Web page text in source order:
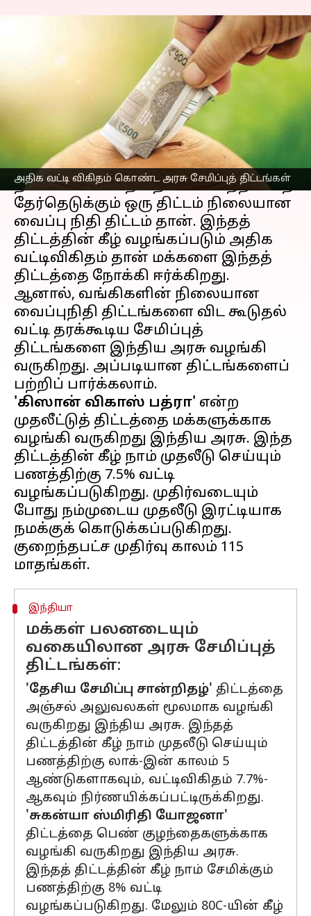
அதிக வட்டி விகிதம் கொண்ட அரசு சேமிப்புத் திட்டங்கள்
அதிக வட்டி விகிதத்தைக்
கொண்ட அரசின்
சேமிப்புத் திட்டங்கள்!
Prasanna Venkatesh Jun 03, 2023
செய்தி முன்னோட்டம்
இந்தியாவில் பெரும்பாலான மக்கள்
தங்களின் பணத்தைசேமிப்பதற்காகத்
தேர்தெடுக்கும் ஒரு திட்டம் நிலையான
வைப்பு நிதி திட்டம் தான். இந்தத்
திட்டத்தின் கீழ் வழங்கப்படும் அதிக
வட்டிவிகிதம் தான் மக்களை இந்தத்
திட்டத்தை நோக்கி ஈர்க்கிறது.
ஆனால், வங்கிகளின் நிலையான
வைப்புநிதி திட்டங்களை விட கூடுதல்
வட்டி தரக்கூடிய சேமிப்புத்
திட்டங்களை இந்திய அரசு வழங்கி
வருகிறது. அப்படியான திட்டங்களைப்
'கிஸான் விகாஸ் பத்ரா' என்ற
முதலீட்டுத் திட்டத்தை மக்களுக்காக
வழங்கி வருகிறது இந்திய அரசு. இந்த
திட்டத்தின் கீழ் நாம் முதலீடு செய்யும்
பணத்திற்கு 7.5% வட்டி
வழங்கப்படுகிறது. முதிர்வடையும்
போது நம்முடைய முதலீடு இரட்டியாக
நமக்குக் கொடுக்கப்படுகிறது.
குறைந்தபட்ச முதிர்வு காலம் 115
இந்தியா
மக்கள் பலனடையும்
வகையிலான அரசு சேமிப்புத்
திட்டங்கள்:
'தேசிய சேமிப்பு சான்றிதழ்' திட்டத்தை
அஞ்சல் அலுவலகள் மூலமாக வழங்கி
வருகிறது இந்திய அரசு. இந்தத்
திட்டத்தின் கீழ் நாம் முதலீடு செய்யும்
பணத்திற்கு லாக்-இன் காலம் 5
ஆண்டுகளாகவும், வட்டிவிகிதம் 7.7%-
ஆகவும் நிர்ணயிக்கப்பட்டிருக்கிறது.
'சுகன்யா ஸ்மிரிதி யோஜனா'
திட்டத்தை பெண் குழந்தைகளுக்காக
வழங்கி வருகிறது இந்திய அரசு.
இந்தத் திட்டத்தின் கீழ் நாம் சேமிக்கும்
பணத்திற்கு 8% வட்டி
வழங்கப்படுகிறது. மேலும் 80C-யின் கீழ்